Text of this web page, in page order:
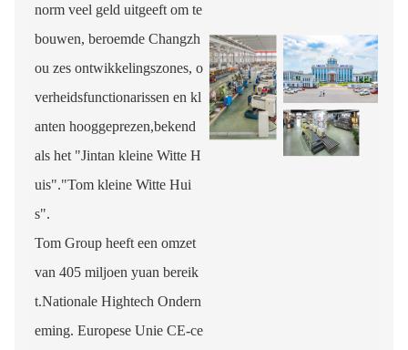
norm veel geld uitgeeft om te
bouwen, beroemde Changzh
ou zes ontwikkelingszones, o
verheidsfunctionarissen en kl
anten hooggeprezen,bekend
als het "Jintan kleine Witte H
uis"."Tom kleine Witte Hui
s".
Tom Group heeft een omzet
van 405 miljoen yuan bereik
t.Nationale Hightech Ondern
eming. Europese Unie CE-ce